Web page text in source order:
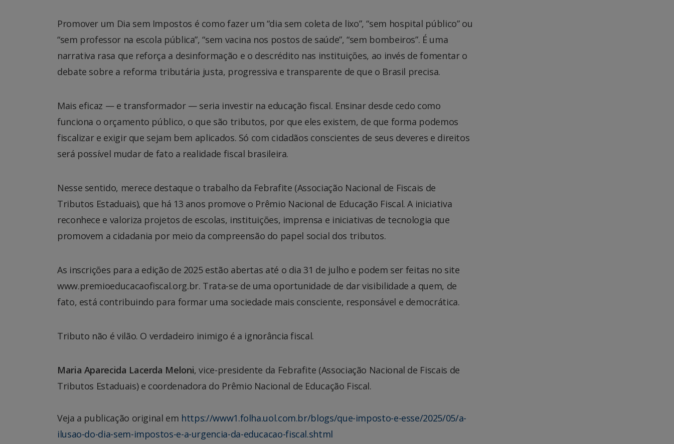
Promover um Dia sem Impostos é como fazer um “dia sem coleta de lixo”, “sem hospital público” ou
“sem professor na escola pública”, “sem vacina nos postos de saúde”, “sem bombeiros”. É uma
narrativa rasa que reforça a desinformação e o descrédito nas instituições, ao invés de fomentar o
debate sobre a reforma tributária justa, progressiva e transparente de que o Brasil precisa.
Mais eficaz — e transformador — seria investir na educação fiscal. Ensinar desde cedo como
funciona o orçamento público, o que são tributos, por que eles existem, de que forma podemos
fiscalizar e exigir que sejam bem aplicados. Só com cidadãos conscientes de seus deveres e direitos
será possível mudar de fato a realidade fiscal brasileira.
Nesse sentido, merece destaque o trabalho da Febrafite (Associação Nacional de Fiscais de
Tributos Estaduais), que há 13 anos promove o Prêmio Nacional de Educação Fiscal. A iniciativa
reconhece e valoriza projetos de escolas, instituições, imprensa e iniciativas de tecnologia que
promovem a cidadania por meio da compreensão do papel social dos tributos.
As inscrições para a edição de 2025 estão abertas até o dia 31 de julho e podem ser feitas no site
www.premioeducacaofiscal.org.br. Trata-se de uma oportunidade de dar visibilidade a quem, de
fato, está contribuindo para formar uma sociedade mais consciente, responsável e democrática.
Tributo não é vilão. O verdadeiro inimigo é a ignorância fiscal.
Maria Aparecida Lacerda Meloni, vice-presidente da Febrafite (Associação Nacional de Fiscais de
Tributos Estaduais) e coordenadora do Prêmio Nacional de Educação Fiscal.
Veja a publicação original em https://www1.folha.uol.com.br/blogs/que-imposto-e-esse/2025/05/a-
ilusao-do-dia-sem-impostos-e-a-urgencia-da-educacao-fiscal.shtml